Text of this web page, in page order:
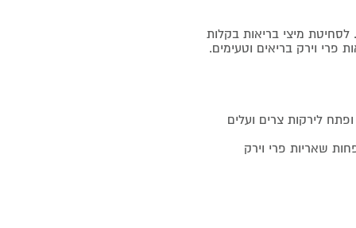
מיצי בריאות בקלות
פרי וירק בריאים וטעימים.
שאריות פרי וירק